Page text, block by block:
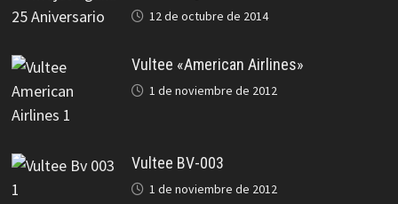
12 de octubre de 2014
Vultee «American Airlines»
1 de noviembre de 2012
Vultee BV-003
1 de noviembre de 2012